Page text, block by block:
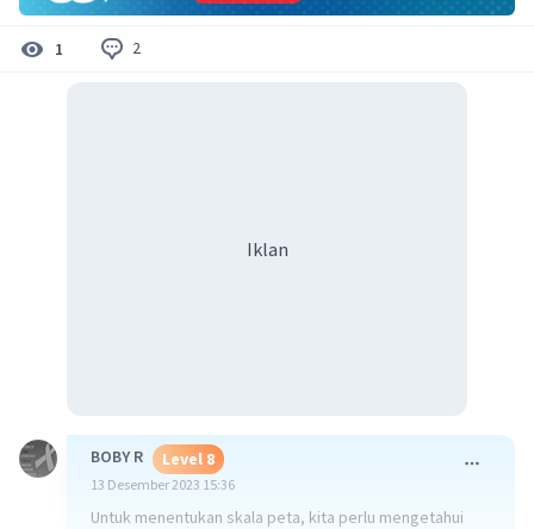
1 2
Iklan
BOBY R Level 8
13 Desember 2023 15:36
Untuk menentukan skala peta, kita perlu mengetahui